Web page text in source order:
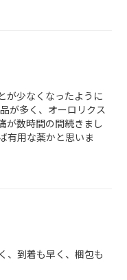
が少なくなったように
が多く、オーロリクス
が数時間の間続きまし
有用な薬かと思いま
、到着も早く、梱包も